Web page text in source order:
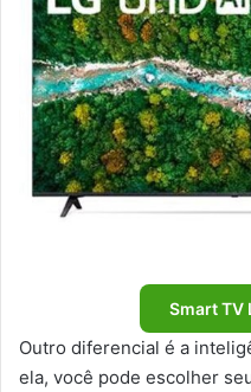
Smart TV
Outro diferencial é a
ela, você pode escolher